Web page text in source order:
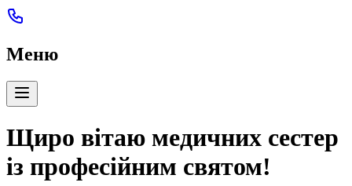
Меню
Щиро вітаю медичних сестер
із професійним святом!